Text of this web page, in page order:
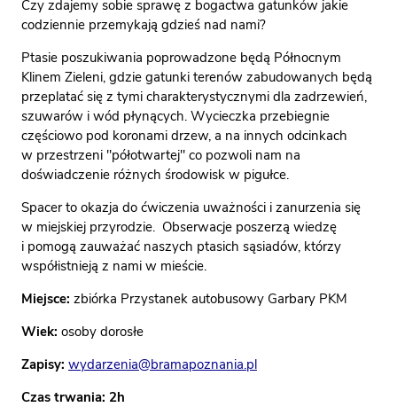
Czy zdajemy sobie sprawę z bogactwa gatunków jakie
codziennie przemykają gdzieś nad nami?
Ptasie poszukiwania poprowadzone będą Północnym
Klinem Zieleni, gdzie gatunki terenów zabudowanych będą
przeplatać się z tymi charakterystycznymi dla zadrzewień,
szuwarów i wód płynących. Wycieczka przebiegnie
częściowo pod koronami drzew, a na innych odcinkach
w przestrzeni "półotwartej" co pozwoli nam na
doświadczenie różnych środowisk w pigułce.
Spacer to okazja do ćwiczenia uważności i zanurzenia się
w miejskiej przyrodzie. Obserwacje poszerzą wiedzę
i pomogą zauważać naszych ptasich sąsiadów, którzy
współistnieją z nami w mieście.
Miejsce: zbiórka Przystanek autobusowy Garbary PKM
Wiek: osoby dorosłe
Zapisy: wydarzenia@bramapoznania.pl
Czas trwania: 2h